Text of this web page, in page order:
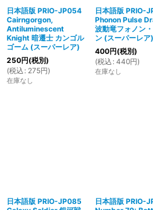
日本語版 PRIO-JP054
Cairngorgon,
Antiluminescent
Knight 暗遷士 カンゴル
ゴーム (スーパーレア)
250円(税別)
(税込 : 275円)
在庫なし
日本語版 PRIO-
Phonon Pulse
波動竜フォノン
ン (スーパーレア)
400円(税別)
(税込 : 440円)
在庫なし
日本語版 PRIO-JP085
日本語版 PRIO-